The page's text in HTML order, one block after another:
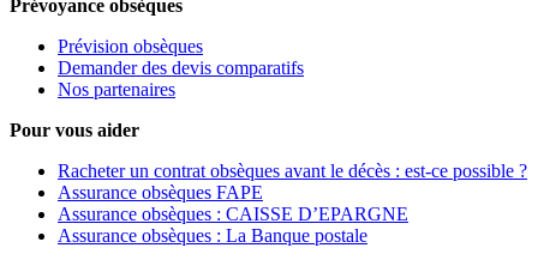
Prévoyance obsèques
Prévision obsèques
Demander des devis comparatifs
Nos partenaires
Pour vous aider
Racheter un contrat obsèques avant le décès : est-ce possible ?
Assurance obsèques FAPE
Assurance obsèques : CAISSE D’EPARGNE
Assurance obsèques : La Banque postale